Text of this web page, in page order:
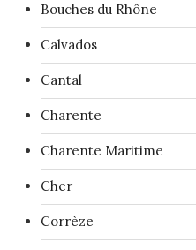
Bouches du Rhône
Calvados
Cantal
Charente
Charente Maritime
Cher
Corrèze